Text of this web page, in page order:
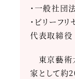
・一般社団
・ビリーフ
代表取締役
東京藝術
家として約